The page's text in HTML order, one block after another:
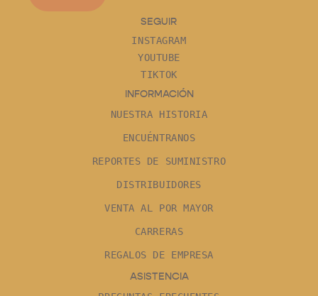
SEGUIR
INSTAGRAM
YOUTUBE
TIKTOK
INFORMACIÓN
NUESTRA HISTORIA
ENCUÉNTRANOS
REPORTES DE SUMINISTRO
DISTRIBUIDORES
VENTA AL POR MAYOR
CARRERAS
REGALOS DE EMPRESA
ASISTENCIA